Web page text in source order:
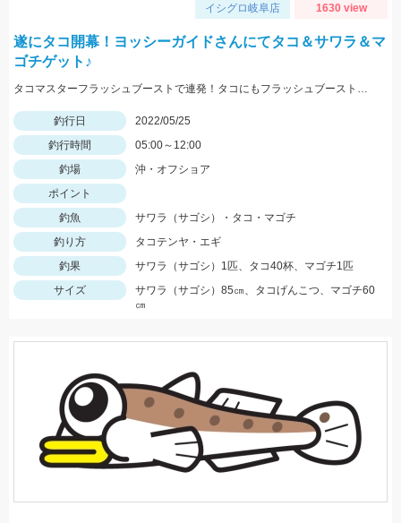
イシグロ岐阜店 1630 view
遂にタコ開幕！ヨッシーガイドさんにてタコ＆サワラ＆マ
ゴチゲット♪
タコマスターフラッシュブーストで連発！タコにもフラッシュブーストが効きます！！
釣行日
2022/05/25
釣行時間
05:00～12:00
釣場
沖・オフショア
ポイント
釣魚
サワラ（サゴシ）・タコ・マゴチ
釣り方
タコテンヤ・エギ
釣果
サワラ（サゴシ）1匹、タコ40杯、マゴチ1匹
サイズ
サワラ（サゴシ）85㎝、タコげんこつ、マゴチ60
㎝